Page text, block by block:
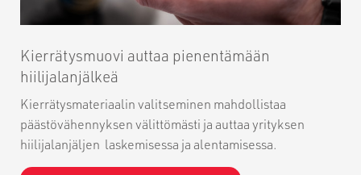
Kierrätysmuovi auttaa pienentämään
hiilijalanjälkeä
Kierrätysmateriaalin valitseminen mahdollistaa
päästövähennyksen välittömästi ja auttaa yrityksen
hiilijalanjäljen laskemisessa ja alentamisessa.